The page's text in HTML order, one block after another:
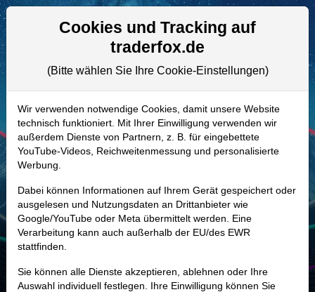
Aktien- und Artikelsuche
850133 | AIL–Air Liquide Aktie
Realtime-Aktienkurs:
-
-
Marktkapitalisierung 109,75 Mrd. EUR
Unternehmenswert 124,95 Mrd. EUR
Cookies und Tracking auf
traderfox.de
(Bitte wählen Sie Ihre Cookie-Einstellungen)
Wir verwenden notwendige Cookies, damit unsere Website
technisch funktioniert. Mit Ihrer Einwilligung verwenden wir
außerdem Dienste von Partnern, z. B. für eingebettete
YouTube-Videos, Reichweitenmessung und personalisierte
Werbung.
Dabei können Informationen auf Ihrem Gerät gespeichert oder
ausgelesen und Nutzungsdaten an Drittanbieter wie
Google/YouTube oder Meta übermittelt werden. Eine
Verarbeitung kann auch außerhalb der EU/des EWR
stattfinden.
Sie können alle Dienste akzeptieren, ablehnen oder Ihre
Auswahl individuell festlegen. Ihre Einwilligung können Sie